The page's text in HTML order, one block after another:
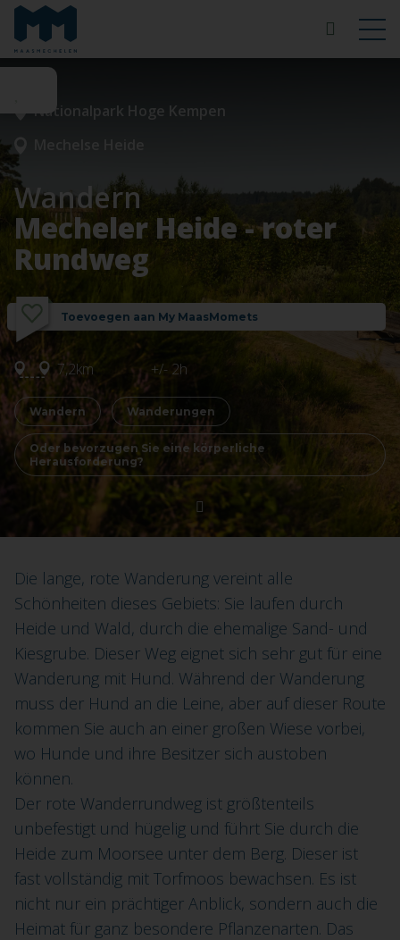
Nationalpark Hoge Kempen
Wandern
Mecheler Heide - roter
Rundweg
Toevoegen aan My MaasMomets
7,2km +/- 2h
Wandern Wanderungen
Oder bevorzugen Sie eine körperliche
Herausforderung?
Die lange, rote Wanderung vereint alle
Schönheiten dieses Gebiets: Sie laufen durch
Heide und Wald, durch die ehemalige Sand- und
Kiesgrube. Dieser Weg eignet sich sehr gut für eine
Wanderung mit Hund. Während der Wanderung
muss der Hund an die Leine, aber auf dieser Route
kommen Sie auch an einer großen Wiese vorbei,
wo Hunde und ihre Besitzer sich austoben
können.
Der rote Wanderrundweg ist größtenteils
unbefestigt und hügelig und führt Sie durch die
Heide zum Moorsee unter dem Berg. Dieser ist
fast vollständig mit Torfmoos bewachsen. Es ist
nicht nur ein prächtiger Anblick, sondern auch die
Heimat für ganz besondere Pflanzenarten. Das